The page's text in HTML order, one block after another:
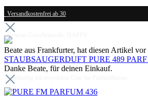
Versandkostenfrei ab 30
Geheim-Gutscheincode: HAPPY
Bewertung ⭐⭐⭐⭐⭐ 4.75 / 5.00
Nachhaltig mit recycletem Glas für Parfümflacons
Beate aus Frankfurter, hat diesen Artikel
STAUBSAUGERDUFT PURE 489
Danke Beate, für deinen Einkauf.